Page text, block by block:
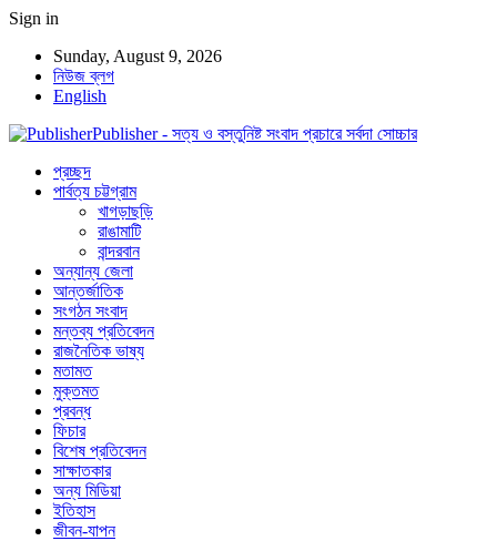
Sign in
Sunday, August 9, 2026
নিউজ ব্লগ
English
Publisher - সত্য ও বস্তুনিষ্ট সংবাদ প্রচারে সর্বদা সোচ্চার
প্রচ্ছদ
পার্বত্য চট্টগ্রাম
খাগড়াছড়ি
রাঙামাটি
বান্দরবান
অন্যান্য জেলা
আন্তর্জাতিক
সংগঠন সংবাদ
মন্তব্য প্রতিবেদন
রাজনৈতিক ভাষ্য
মতামত
মুক্তমত
প্রবন্ধ
ফিচার
বিশেষ প্রতিবেদন
সাক্ষাতকার
অন্য মিডিয়া
ইতিহাস
জীবন-যাপন